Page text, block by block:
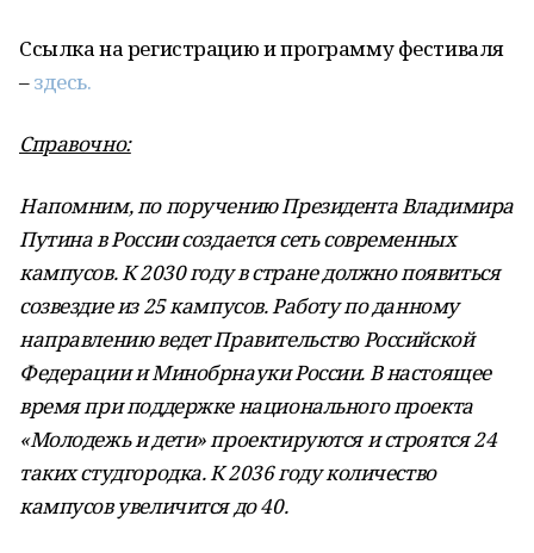
Ссылка на регистрацию и программу фестиваля
–здесь.
Справочно:
Напомним, по поручению Президента Владимира
Путина в России создается сеть современных
кампусов. К 2030 году в стране должно появиться
созвездие из 25 кампусов. Работу по данному
направлению ведет Правительство Российской
Федерации и Минобрнауки России. В настоящее
время при поддержке национального проекта
«Молодежь и дети» проектируются и строятся 24
таких студгородка. К 2036 году количество
кампусов увеличится до 40.